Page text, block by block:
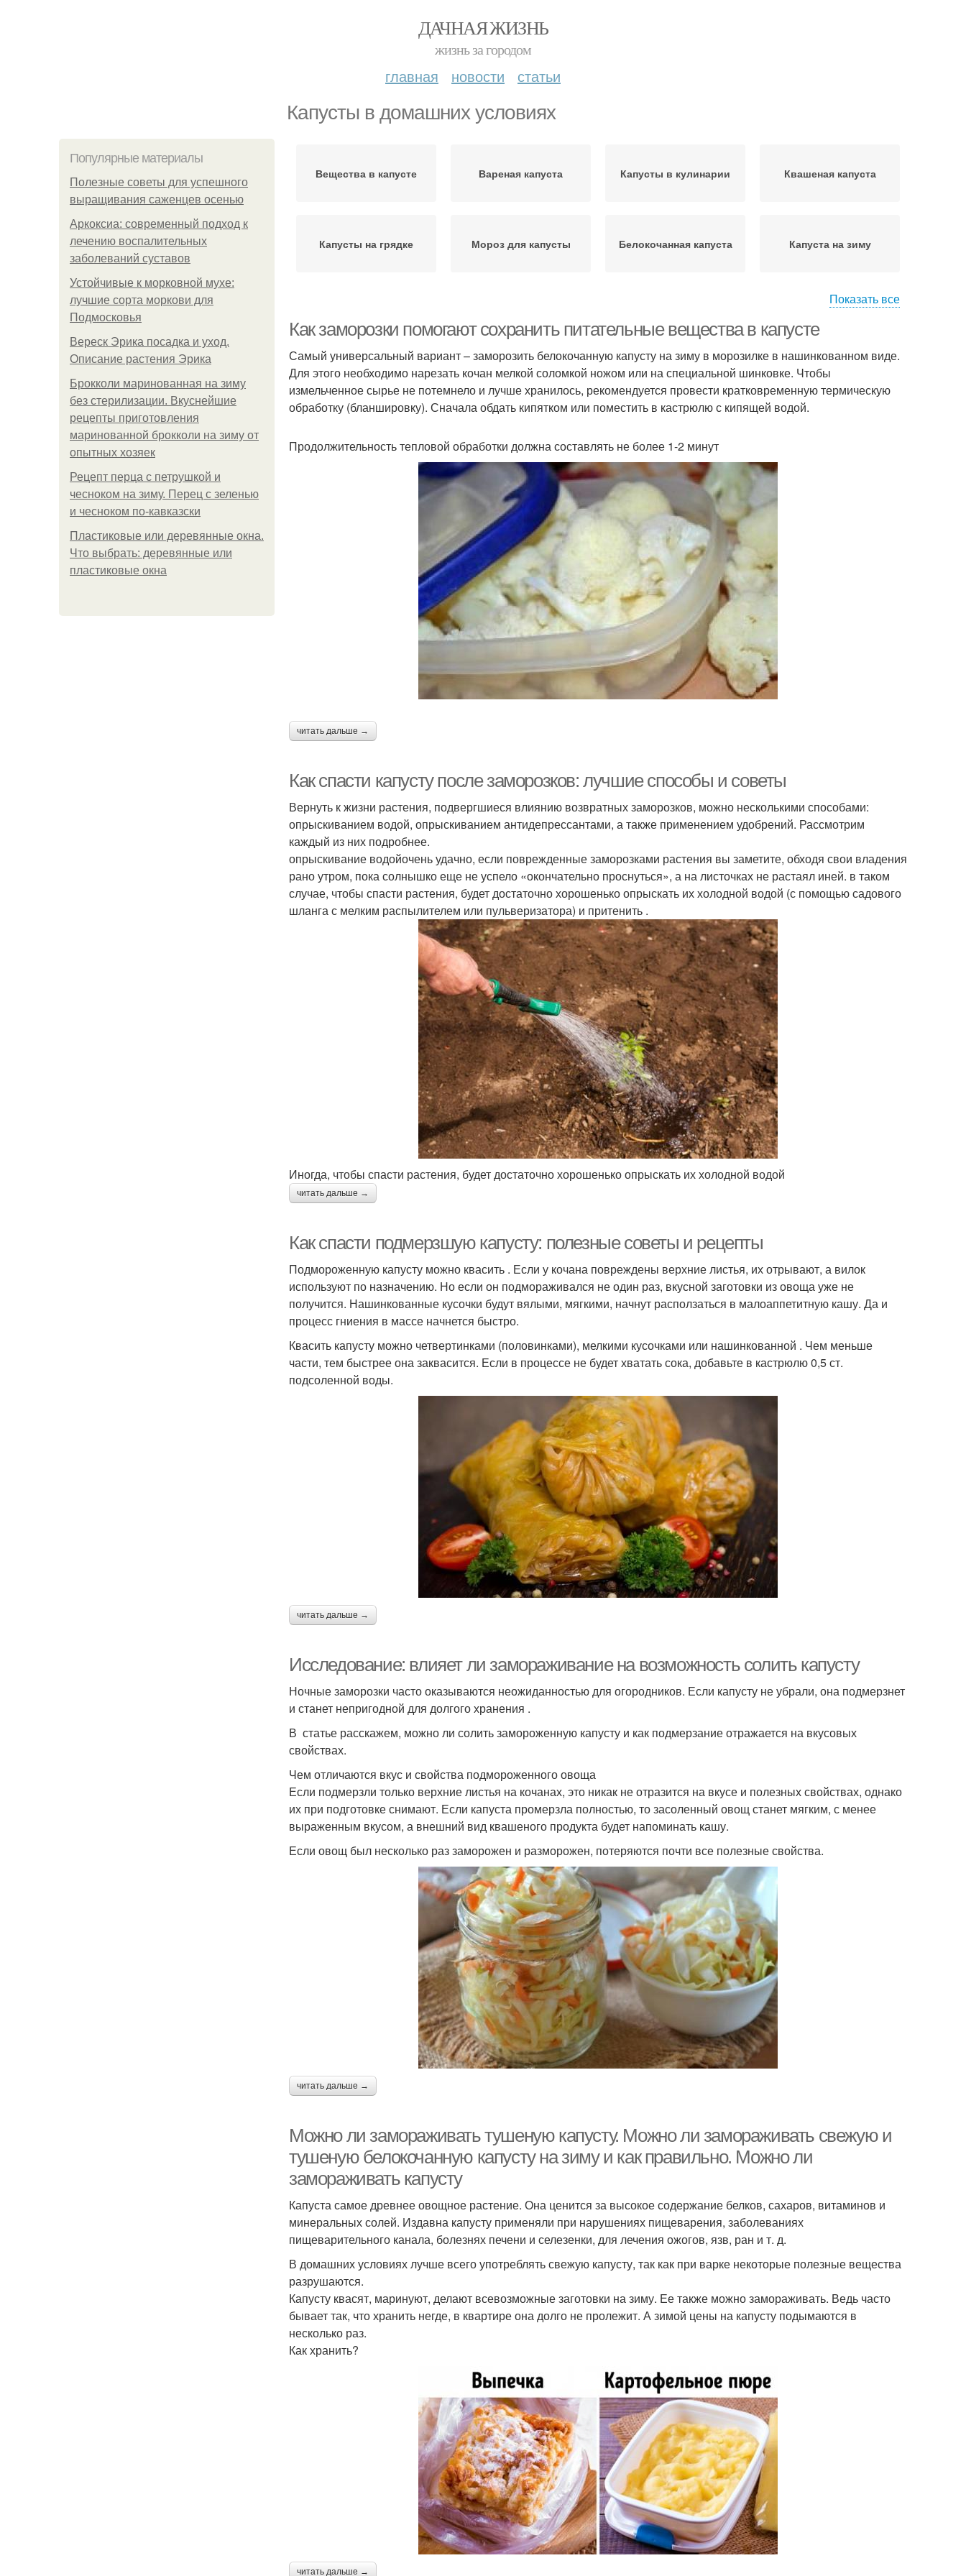
ДАЧНАЯ ЖИЗНЬ
жизнь за городом
главная новости статьи
Капусты в домашних условиях
Популярные материалы
Полезные советы для успешного
выращивания саженцев осенью
Аркоксиа: современный подход к
лечению воспалительных
заболеваний суставов
Устойчивые к морковной мухе:
лучшие сорта моркови для
Подмосковья
Вереск Эрика посадка и уход.
Описание растения Эрика
Брокколи маринованная на зиму
без стерилизации. Вкуснейшие
рецепты приготовления
маринованной брокколи на зиму от
опытных хозяек
Рецепт перца с петрушкой и
чесноком на зиму. Перец с зеленью
и чесноком по-кавказски
Пластиковые или деревянные окна.
Что выбрать: деревянные или
пластиковые окна
Вещества в капусте Вареная капуста Капусты в кулинарии Квашеная капуста
Капусты на грядке Мороз для капусты Белокочанная капуста Капуста на зиму
Показать все
Как заморозки помогают сохранить питательные вещества в капусте
Самый универсальный вариант – заморозить белокочанную капусту на зиму в морозилке в нашинкованном виде.
Для этого необходимо нарезать кочан мелкой соломкой ножом или на специальной шинковке. Чтобы
измельченное сырье не потемнело и лучше хранилось, рекомендуется провести кратковременную термическую
обработку (бланшировку). Сначала обдать кипятком или поместить в кастрюлю с кипящей водой.
Продолжительность тепловой обработки должна составлять не более 1-2 минут
читать дальше →
Как спасти капусту после заморозков: лучшие способы и советы
Вернуть к жизни растения, подвергшиеся влиянию возвратных заморозков, можно несколькими способами:
опрыскиванием водой, опрыскиванием антидепрессантами, а также применением удобрений. Рассмотрим
каждый из них подробнее.
опрыскивание водойочень удачно, если поврежденные заморозками растения вы заметите, обходя свои владения
рано утром, пока солнышко еще не успело «окончательно проснуться», а на листочках не растаял иней. в таком
случае, чтобы спасти растения, будет достаточно хорошенько опрыскать их холодной водой (с помощью садового
шланга с мелким распылителем или пульверизатора) и притенить .
Иногда, чтобы спасти растения, будет достаточно хорошенько опрыскать их холодной водой
читать дальше →
Как спасти подмерзшую капусту: полезные советы и рецепты
Подмороженную капусту можно квасить . Если у кочана повреждены верхние листья, их отрывают, а вилок
используют по назначению. Но если он подмораживался не один раз, вкусной заготовки из овоща уже не
получится. Нашинкованные кусочки будут вялыми, мягкими, начнут расползаться в малоаппетитную кашу. Да и
процесс гниения в массе начнется быстро.
Квасить капусту можно четвертинками (половинками), мелкими кусочками или нашинкованной . Чем меньше
части, тем быстрее она заквасится. Если в процессе не будет хватать сока, добавьте в кастрюлю 0,5 ст.
подсоленной воды.
читать дальше →
Исследование: влияет ли замораживание на возможность солить капусту
Ночные заморозки часто оказываются неожиданностью для огородников. Если капусту не убрали, она подмерзнет
и станет непригодной для долгого хранения .
В статье расскажем, можно ли солить замороженную капусту и как подмерзание отражается на вкусовых
свойствах.
Чем отличаются вкус и свойства подмороженного овоща
Если подмерзли только верхние листья на кочанах, это никак не отразится на вкусе и полезных свойствах, однако
их при подготовке снимают. Если капуста промерзла полностью, то засоленный овощ станет мягким, с менее
выраженным вкусом, а внешний вид квашеного продукта будет напоминать кашу.
Если овощ был несколько раз заморожен и разморожен, потеряются почти все полезные свойства.
читать дальше →
Можно ли замораживать тушеную капусту. Можно ли замораживать свежую и
тушеную белокочанную капусту на зиму и как правильно. Можно ли
замораживать капусту
Капуста самое древнее овощное растение. Она ценится за высокое содержание белков, сахаров, витаминов и
минеральных солей. Издавна капусту применяли при нарушениях пищеварения, заболеваниях
пищеварительного канала, болезнях печени и селезенки, для лечения ожогов, язв, ран и т. д.
В домашних условиях лучше всего употреблять свежую капусту, так как при варке некоторые полезные вещества
разрушаются.
Капусту квасят, маринуют, делают всевозможные заготовки на зиму. Ее также можно замораживать. Ведь часто
бывает так, что хранить негде, в квартире она долго не пролежит. А зимой цены на капусту подымаются в
несколько раз.
Как хранить?
читать дальше →